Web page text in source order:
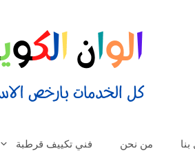
من نحن فني تكييف قرطبة